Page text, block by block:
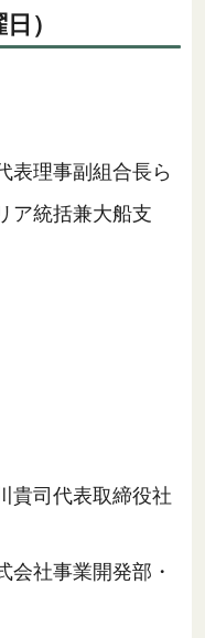
）
表理事副組合長ら
ア統括兼大船支
貴司代表取締役社
会社事業開発部・